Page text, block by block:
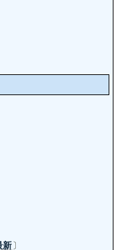
新〕